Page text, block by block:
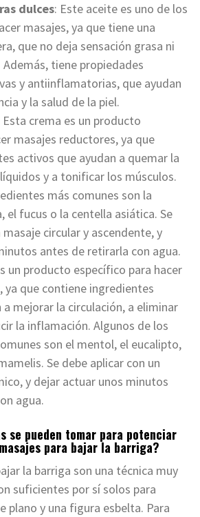
dulces: Este aceite es uno de los
masajes, ya que tiene una
que no deja sensación grasa ni
tiene propiedades
y antiinflamatorias, que ayudan
y la salud de la piel.
Esta crema es un producto
masajes reductores, ya que
activos que ayudan a quemar la
y a tonificar los músculos.
más comunes son la
el fucus o la centella asiática. Se
circular y ascendente, y
antes de retirarla con agua.
un producto específico para hacer
ya que contiene ingredientes
mejorar la circulación, a eliminar
la inflamación. Algunos de los
son el mentol, el eucalipto,
Se debe aplicar con un
y dejar actuar unos minutos
agua.
se pueden tomar para potenciar
para bajar la barriga?
la barriga son una técnica muy
suficientes por sí solos para
plano y una figura esbelta. Para